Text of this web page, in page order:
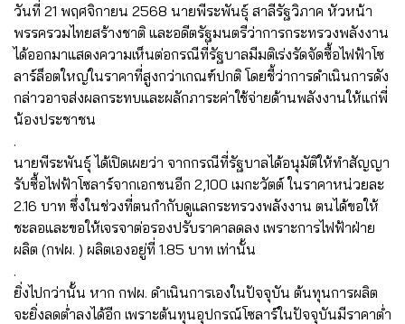
วันที่ 21 พฤศจิกายน 2568 นายพีระพันธุ์ สาลีรัฐวิภาค หัวหน้า
พรรครวมไทยสร้างชาติ และอดีตรัฐมนตรีว่าการกระทรวงพลังงาน
ได้ออกมาแสดงความเห็นต่อกรณีที่รัฐบาลมีมติเร่งรัดจัดซื้อไฟฟ้าโซ
ลาร์ล็อตใหญ่ในราคาที่สูงกว่าเกณฑ์ปกติ โดยชี้ว่าการดำเนินการดัง
กล่าวอาจส่งผลกระทบและผลักภาระค่าใช้จ่ายด้านพลังงานให้แก่พี่
น้องประชาชน
.
นายพีระพันธุ์ ได้เปิดเผยว่า จากกรณีที่รัฐบาลได้อนุมัติให้ทำสัญญา
รับซื้อไฟฟ้าโซลาร์จากเอกชนอีก 2,100 เมกะวัตต์ ในราคาหน่วยละ
2.16 บาท ซึ่งในช่วงที่ตนกำกับดูแลกระทรวงพลังงาน ตนได้ขอให้
ชะลอและขอให้เจรจาต่อรองปรับราคาลดลง เพราะการไฟฟ้าฝ่าย
ผลิต (กฟผ. ) ผลิตเองอยู่ที่ 1.85 บาท เท่านั้น
.
ยิ่งไปกว่านั้น หาก กฟผ. ดำเนินการเองในปัจจุบัน ต้นทุนการผลิต
จะยิ่งลดต่ำลงได้อีก เพราะต้นทุนอุปกรณ์โซลาร์ในปัจจุบันมีราคาต่ำ